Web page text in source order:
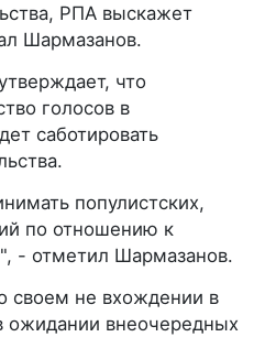
РПА выскажет
Шармазанов.
что
голосов в
саботировать
популистских,
по отношению к
- отметил Шармазанов.
своем не вхождении в
ожидании внеочередных